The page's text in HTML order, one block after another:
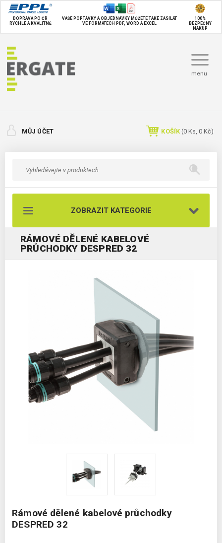
DOPRAVA PO ČR
RYCHLE A KVALITNĚ
VAŠE POPTÁVKY A OBJEDNÁVKY MŮŽETE TAKÉ ZASÍLAT
VE FORMÁTECH PDF, WORD A EXCEL
100%
BEZPEČNÝ
NÁKUP
menu
MŮJ ÚČET KOŠÍK (0 Ks, 0 Kč)
ZOBRAZIT KATEGORIE
RÁMOVÉ DĚLENÉ KABELOVÉ
PRŮCHODKY DESPRED 32
Rámové dělené kabelové průchodky
DESPRED 32